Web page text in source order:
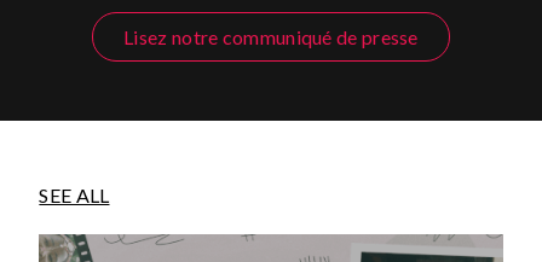
Lisez notre communiqué de presse
SEE ALL